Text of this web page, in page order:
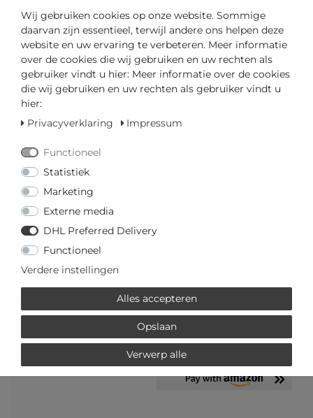
Klaar voor verzending in 4-5 dagen
GEDIPLOMEERD DEALER
Uw prijs met
*
IN DE WINKELWAGEN
Wij gebruiken cookies op onze website. Sommige
daarvan zijn essentieel, terwijl andere ons helpen deze
website en uw ervaring te verbeteren. Meer informatie
over de cookies die wij gebruiken en uw rechten als
gebruiker vindt u hier: Meer informatie over de cookies
die wij gebruiken en uw rechten als gebruiker vindt u
hier:
Privacyverklaring
Impressum
Functioneel
Statistiek
Marketing
Externe media
DHL Preferred Delivery
Functioneel
Verdere instellingen
Alles accepteren
Opslaan
Verwerp alle